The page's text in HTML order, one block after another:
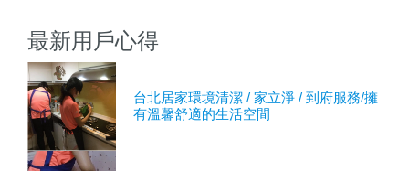
最新用戶心得
台北居家環境清潔 / 家立淨 / 到府服務/擁
有溫馨舒適的生活空間